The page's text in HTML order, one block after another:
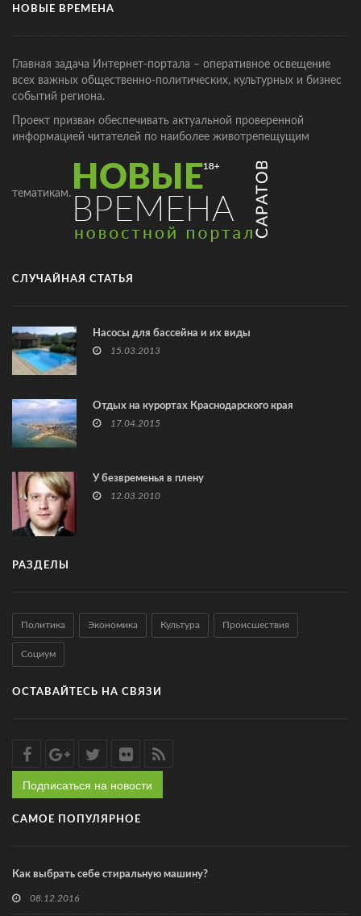
НОВЫЕ ВРЕМЕНА
Главная задача Интернет-портала – оперативное освещение
всех важных общественно-политических, культурных и бизнес
событий региона.
Проект призван обеспечивать актуальной проверенной
информацией читателей по наиболее животрепещущим
тематикам.
СЛУЧАЙНАЯ СТАТЬЯ
Насосы для бассейна и их виды
15.03.2013
Отдых на курортах Краснодарского края
17.04.2015
У безвременья в плену
12.03.2010
РАЗДЕЛЫ
Политика Экономика Культура Происшествия
Социум
ОСТАВАЙТЕСЬ НА СВЯЗИ
Подписаться на новости
САМОЕ ПОПУЛЯРНОЕ
Как выбрать себе стиральную машину?
08.12.2016